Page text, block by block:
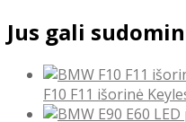
Jus gali
F10 F11 išorinė